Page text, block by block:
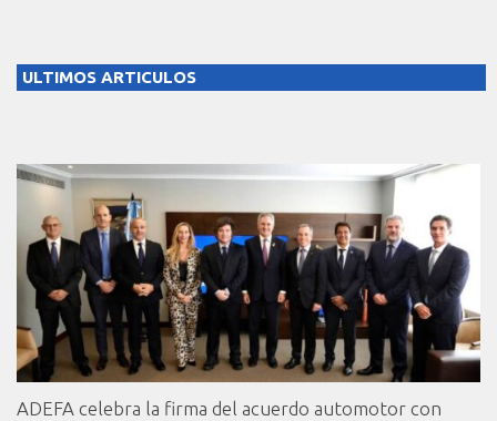
ULTIMOS ARTICULOS
ADEFA celebra la firma del acuerdo automotor con